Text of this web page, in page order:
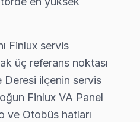
büyük kısmı ihmal edilen
ve soğutma verimliliği
yoğunluğu kontrolü —
Finlux servis
üç referans noktası
Deresi ilçenin servis
Finlux VA Panel
ve Otobüs hatları